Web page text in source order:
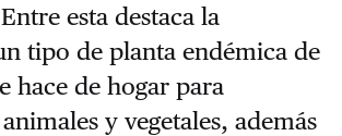
esta destaca la
tipo de planta endémica de
hace de hogar para
y vegetales, además